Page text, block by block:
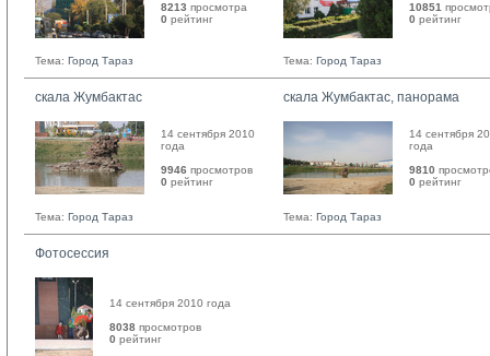
8213 просмотра
0 рейтинг
Тема: Город Тараз
10851
0 рейтинг
Тема: Город Тараз
скала Жумбактас
14 сентября 2010
года
9946 просмотров
0 рейтинг
Тема: Город Тараз
скала Жумбактас, панорама
14 сентября
года
9810
0 рейтинг
Тема: Город Тараз
Фотосессия
14 сентября 2010 года
8038 просмотров
0 рейтинг